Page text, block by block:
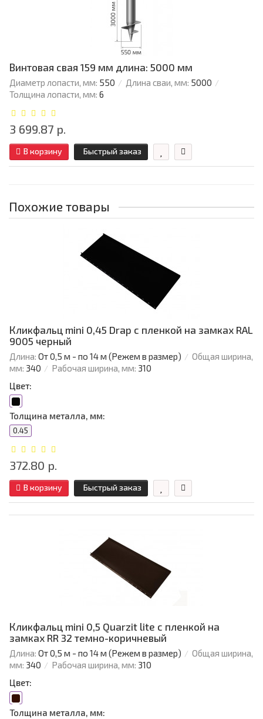
Винтовая свая 159 мм длина: 5000 мм
Диаметр лопасти, мм: 550 Длина сваи, мм: 5000
Толщина лопасти, мм: 6
3 699.87 р.
В корзину Быстрый заказ
Похожие товары
Кликфальц mini 0,45 Drap с пленкой на замках RAL
9005 черный
Длина: От 0,5 м - по 14 м (Режем в размер)
Общая ширина,
мм: 340 Рабочая ширина, мм: 310
Цвет:
Толщина металла, мм:
0.45
372.80 р.
В корзину Быстрый заказ
Кликфальц mini 0,5 Quarzit lite с пленкой на
замках RR 32 темно-коричневый
Длина: От 0,5 м - по 14 м (Режем в размер)
Общая ширина,
мм: 340 Рабочая ширина, мм: 310
Цвет:
Толщина металла, мм: